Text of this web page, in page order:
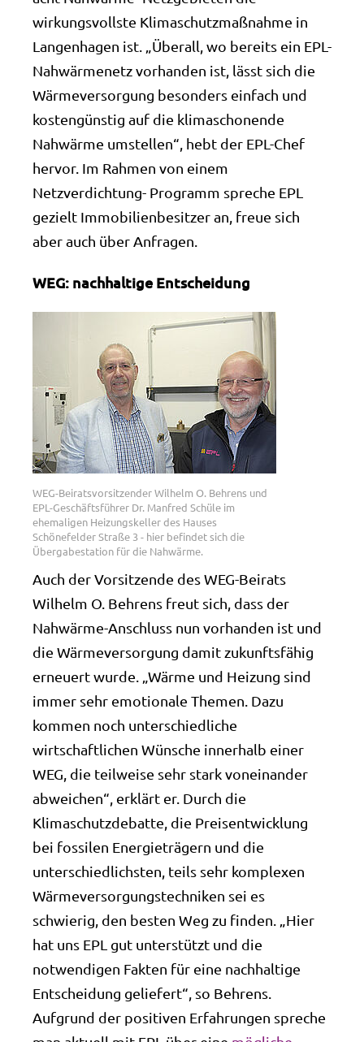
wirkungsvollste Klimaschutzmaßnahme in
Langenhagen ist. „Überall, wo bereits ein EPL-
Nahwärmenetz vorhanden ist, lässt sich die
Wärmeversorgung besonders einfach und
kostengünstig auf die klimaschonende
Nahwärme umstellen“, hebt der EPL-Chef
hervor. Im Rahmen von einem
Netzverdichtung- Programm spreche EPL
gezielt Immobilienbesitzer an, freue sich
aber auch über Anfragen.
WEG: nachhaltige Entscheidung
WEG-Beiratsvorsitzender Wilhelm O. Behrens und
EPL-Geschäftsführer Dr. Manfred Schüle im
ehemaligen Heizungskeller des Hauses
Schönefelder Straße 3 - hier befindet sich die
Übergabestation für die Nahwärme.
Auch der Vorsitzende des WEG-Beirats
Wilhelm O. Behrens freut sich, dass der
Nahwärme-Anschluss nun vorhanden ist und
die Wärmeversorgung damit zukunftsfähig
erneuert wurde. „Wärme und Heizung sind
immer sehr emotionale Themen. Dazu
kommen noch unterschiedliche
wirtschaftlichen Wünsche innerhalb einer
WEG, die teilweise sehr stark voneinander
abweichen“, erklärt er. Durch die
Klimaschutzdebatte, die Preisentwicklung
bei fossilen Energieträgern und die
unterschiedlichsten, teils sehr komplexen
Wärmeversorgungstechniken sei es
schwierig, den besten Weg zu finden. „Hier
hat uns EPL gut unterstützt und die
notwendigen Fakten für eine nachhaltige
Entscheidung geliefert“, so Behrens.
Aufgrund der positiven Erfahrungen spreche